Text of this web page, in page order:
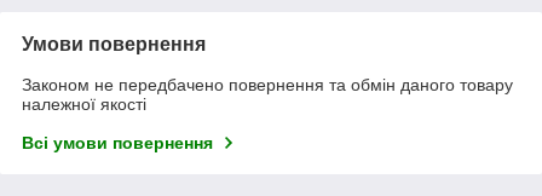
Умови повернення
Законом не передбачено повернення та обмін даного товару
належної якості
Всі умови повернення